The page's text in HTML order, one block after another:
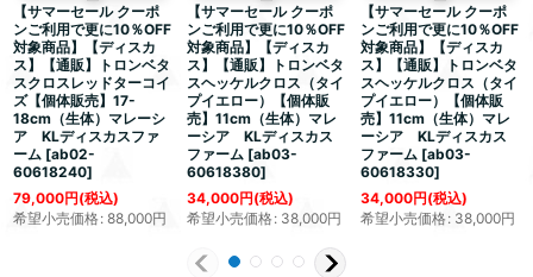
【サマーセール クーポ
ンご利用で更に10％OFF
対象商品】【ディスカ
ス】【通販】トロンベタ
スクロスレッドターコイ
ズ【個体販売】17-
18cm（生体）マレーシ
ア KLディスカスファ
ーム [ab02-
60618240]
79,000円(税込)
希望小売価格: 88,000円
【サマーセール クーポ
ンご利用で更に10％OFF
対象商品】【ディスカ
ス】【通販】トロンベタ
スヘッケルクロス（タイ
プイエロー）【個体販
売】11cm（生体）マレ
ーシア KLディスカス
ファーム [ab03-
60618380]
34,000円(税込)
希望小売価格: 38,000円
【サマーセール クーポ
ンご利用で更に10％OFF
対象商品】【ディスカ
ス】【通販】トロンベタ
スヘッケルクロス（タイ
プイエロー）【個体販
売】11cm（生体）マレ
ーシア KLディスカス
ファーム [ab03-
60618330]
34,000円(税込)
希望小売価格 : 38,000円